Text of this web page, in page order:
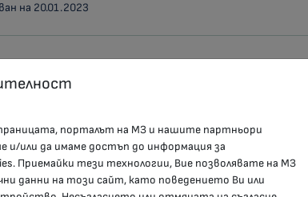
на 20.01.2023
гр.София, 1000,
порталът на МЗ и нашите партньори
и/или да имаме достъп до информация за
Приемайки тези технологии, Вие позволявате на МЗ
данни на този сайт, като поведението Ви или